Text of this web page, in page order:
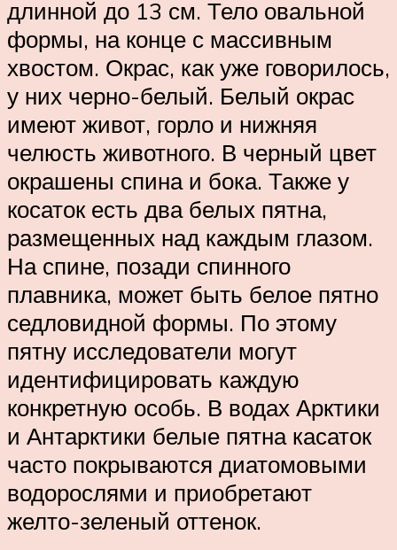
длинной до 13 см. Тело овальной
формы, на конце с массивным
хвостом. Окрас, как уже говорилось,
у них черно-белый. Белый окрас
имеют живот, горло и нижняя
челюсть животного. В черный цвет
окрашены спина и бока. Также у
косаток есть два белых пятна,
размещенных над каждым глазом.
На спине, позади спинного
плавника, может быть белое пятно
седловидной формы. По этому
пятну исследователи могут
идентифицировать каждую
конкретную особь. В водах Арктики
и Антарктики белые пятна касаток
часто покрываются диатомовыми
водорослями и приобретают
желто-зеленый оттенок.